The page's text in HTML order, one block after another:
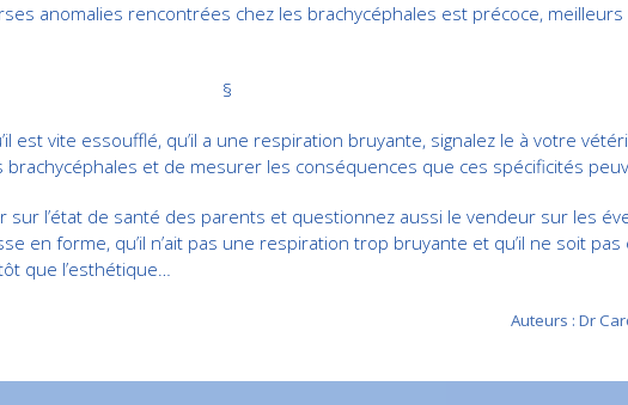
anomalies rencontrées chez les brachycéphales est précoce,
§
est vite essoufflé, qu’il a une respiration bruyante, signalez le à votre
et de mesurer les conséquences que ces spécificités
sur l’état de santé des parents et questionnez aussi le vendeur sur les
en forme, qu’il n’ait pas une respiration trop bruyante et qu’il ne soit
que l’esthétique…
Auteurs : Dr